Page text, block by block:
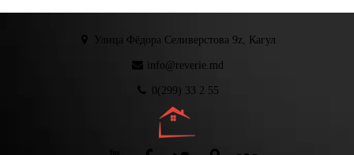
Улица Фёдора Селиверстова 9z, Кагул
info@reverie.md
0(299) 33 2 55